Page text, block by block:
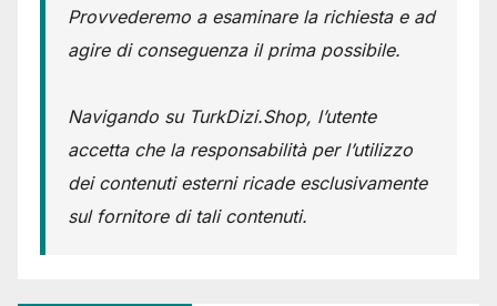
Provvederemo a esaminare la richiesta e ad
agire di conseguenza il prima possibile.
Navigando su TurkDizi.Shop, l’utente
accetta che la responsabilità per l’utilizzo
dei contenuti esterni ricade esclusivamente
sul fornitore di tali contenuti.